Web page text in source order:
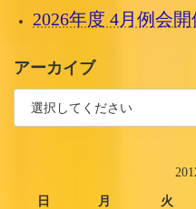
2026年度 4月例会
アーカイブ
日 月 火